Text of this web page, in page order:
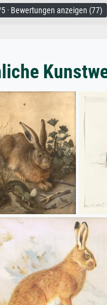
· Bewertungen anzeigen (77)